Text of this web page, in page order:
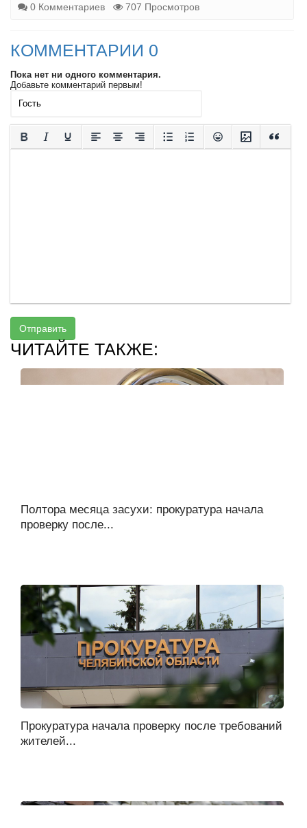
0 Комментариев
707 Просмотров
КОММЕНТАРИИ 0
Пока нет ни одного комментария.
Добавьте комментарий первым!
Отправить
ЧИТАЙТЕ ТАКЖЕ:
Полтора месяца засухи: прокуратура начала
проверку после...
Прокуратура начала проверку после требований
жителей...